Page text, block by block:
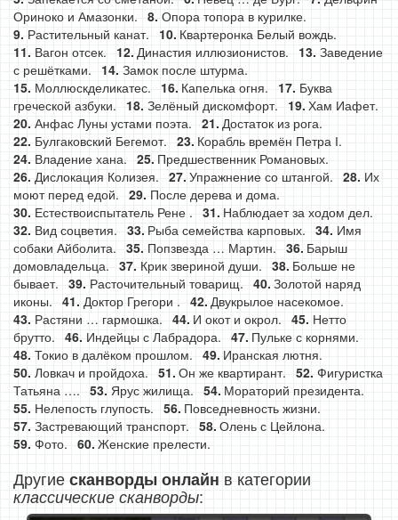
Ориноко и Амазонки.
Опора топора в курилке.
Растительный канат.
Квартеронка Белый вождь.
Вагон отсек.
Династия иллюзионистов.
Заведение
с решётками.
Замок после штурма.
Моллюскделикатес.
Капелька огня.
Буква
греческой азбуки.
Зелёный дискомфорт.
Хам Иафет.
Анфас Луны устами поэта.
Достаток из рога.
Булгаковский Бегемот.
Корабль времён Петра І.
Владение хана.
Предшественник Романовых.
Дислокация Колизея.
Упражнение со штангой.
Их
моют перед едой.
После дерева и дома.
Естествоиспытатель Рене .
Наблюдает за ходом дел.
Вид соцветия.
Рыба семейства карповых.
Имя
собаки Айболита.
Попзвезда … Мартин.
Барыш
домовладельца.
Крик звериной души.
Больше не
бывает.
Расточительный товарищ.
Золотой наряд
иконы.
Доктор Грегори .
Двукрылое насекомое.
Растяни … гармошка.
И окот и окрол.
Нетто
брутто.
Индейцы с Лабрадора.
Пульке с корнями.
Токио в далёком прошлом.
Иранская лютня.
Ловкач и пройдоха.
Он же квартирант.
Фигуристка
Татьяна ….
Ярус жилища.
Мораторий президента.
Нелепость глупость.
Повседневность жизни.
Застревающий транспорт.
Олень с Цейлона.
Фото.
Женские прелести.
Другиесканворды онлайн в категории
классические сканворды: